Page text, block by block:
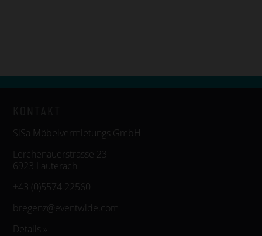
SiSa Möbelvermietungs GmbH
Lerchenauerstrasse 23
6923 Lauterach
+43 (0)5574 22560
bregenz@eventwide.com
Details »